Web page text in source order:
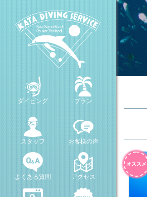
ダイビング プラン
スタッフ お客様の声
よくある質問 アクセス
オススメ